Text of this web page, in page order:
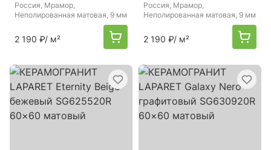
Россия, Мрамор,
Неполированная матовая, 9 мм
2 190 ₽/ м²
Россия, Мрамор,
Неполированная матовая, 9 мм
2 190 ₽/ м²